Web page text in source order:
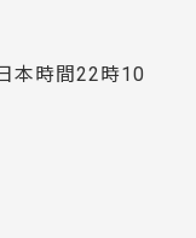
本時間22時10